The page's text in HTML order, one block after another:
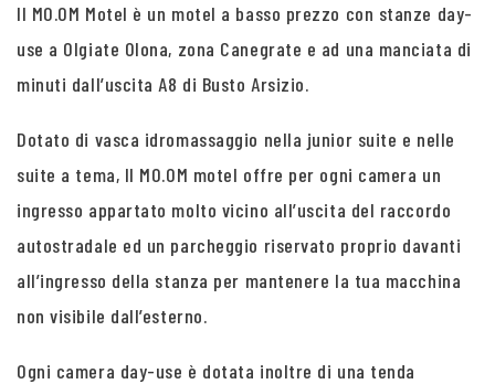
Il MO.OM Motel è un motel a basso prezzo con stanze day-
use a Olgiate Olona, zona Canegrate e ad una manciata di
minuti dall’uscita A8 di Busto Arsizio.
Dotato di vasca idromassaggio nella junior suite e nelle
suite a tema, Il MO.OM motel offre per ogni camera un
ingresso appartato molto vicino all’uscita del raccordo
autostradale ed un parcheggio riservato proprio davanti
all’ingresso della stanza per mantenere la tua macchina
non visibile dall’esterno.
Ogni camera day-use è dotata inoltre di una tenda